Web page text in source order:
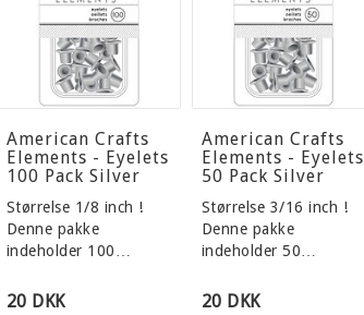
American Crafts
Elements - Eyelets
100 Pack Silver
Størrelse 1/8 inch !
Denne pakke
indeholder 100…
20 DKK
American Crafts
Elements - Eyelets
50 Pack Silver
Størrelse 3/16 inch !
Denne pakke
indeholder 50…
20 DKK